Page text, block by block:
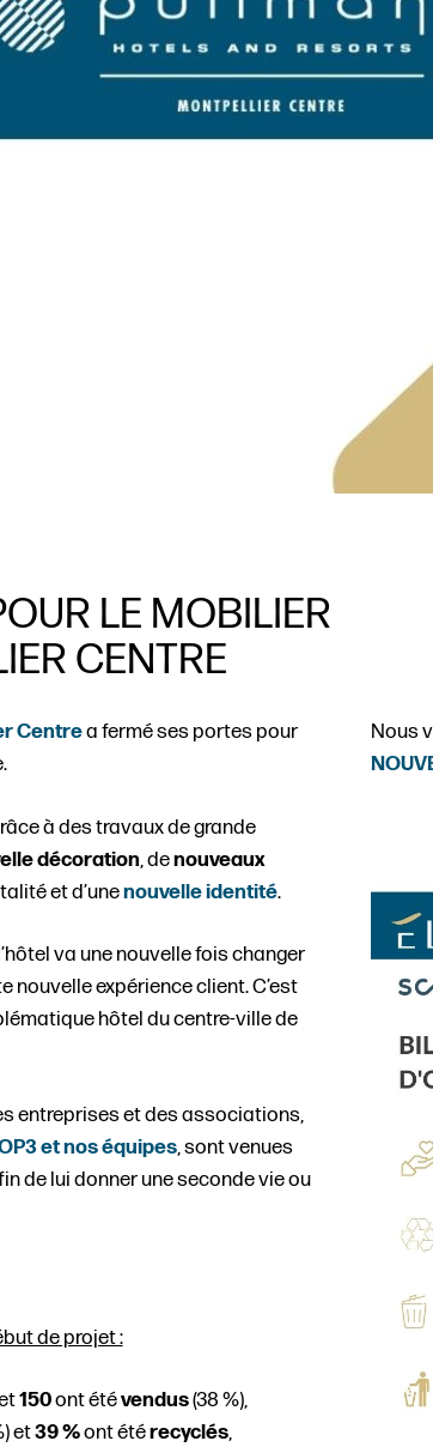
LE MOBILIER
CENTRE
Centrea fermé ses portes pour
à des travaux de grande
décoration, denouveaux
et d’unenouvelle identité.
va une nouvelle fois changer
nouvelle expérience client. C’est
hôtel du centre-ville de
entreprises et des associations,
et nos équipes, sont venues
de lui donner une seconde vie ou
de projet :
150ont étévendus(38 %),
et39 %ont étérecyclés,
Nous